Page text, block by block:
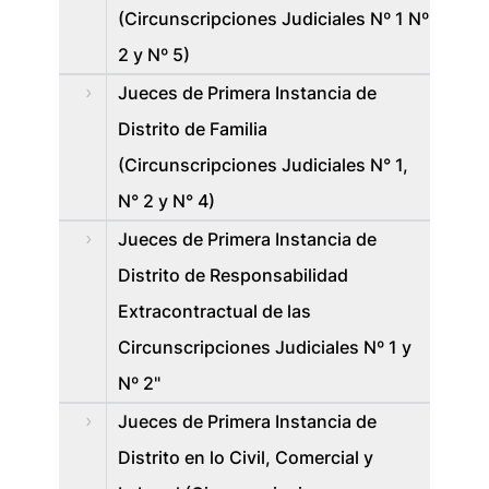
(Circunscripciones Judiciales Nº 1 Nº
2 y Nº 5)
Jueces de Primera Instancia de
Distrito de Familia
(Circunscripciones Judiciales N° 1,
N° 2 y N° 4)
Jueces de Primera Instancia de
Distrito de Responsabilidad
Extracontractual de las
Circunscripciones Judiciales Nº 1 y
Nº 2"
Jueces de Primera Instancia de
Distrito en lo Civil, Comercial y